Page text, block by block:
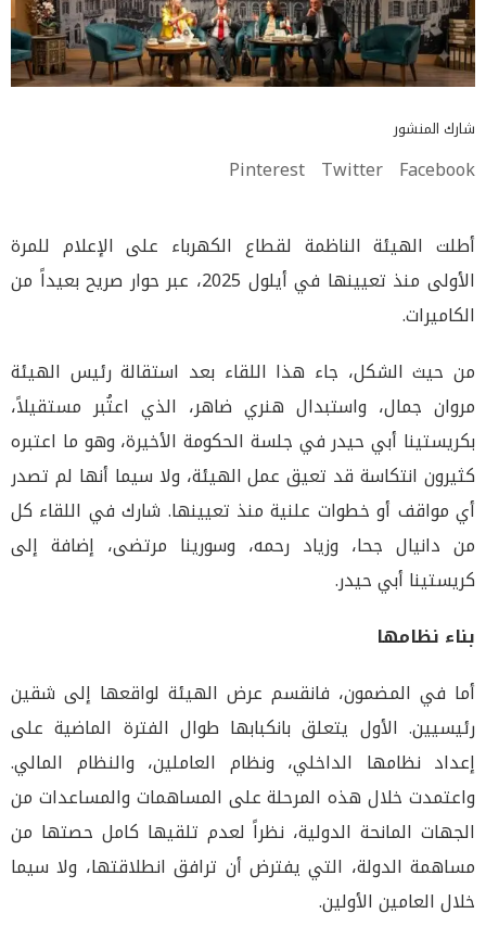
شارك المنشور
Facebook
Twitter
Pinterest
أطلت الهيئة الناظمة لقطاع الكهرباء على الإعلام للمرة
الأولى منذ تعيينها في أيلول 2025، عبر حوار صريح بعيداً من
الكاميرات.
من حيث الشكل، جاء هذا اللقاء بعد استقالة رئيس الهيئة
مروان جمال، واستبدال هنري ضاهر، الذي اعتُبر مستقيلاً،
بكريستينا أبي حيدر في جلسة الحكومة الأخيرة، وهو ما اعتبره
كثيرون انتكاسة قد تعيق عمل الهيئة، ولا سيما أنها لم تصدر
أي مواقف أو خطوات علنية منذ تعيينها. شارك في اللقاء كل
من دانيال جحا، وزياد رحمه، وسورينا مرتضى، إضافة إلى
كريستينا أبي حيدر.
بناء نظامها
أما في المضمون، فانقسم عرض الهيئة لواقعها إلى شقين
رئيسيين. الأول يتعلق بانكبابها طوال الفترة الماضية على
إعداد نظامها الداخلي، ونظام العاملين، والنظام المالي.
واعتمدت خلال هذه المرحلة على المساهمات والمساعدات من
الجهات المانحة الدولية، نظراً لعدم تلقيها كامل حصتها من
مساهمة الدولة، التي يفترض أن ترافق انطلاقتها، ولا سيما
خلال العامين الأولين.